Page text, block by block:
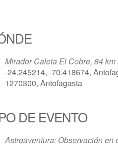
iCalendar
Mirador Caleta El Cobre, 84
-24.245214, -70.418674,
1270300, Antofagasta
DE EVENTO
Astroaventura: Observación en